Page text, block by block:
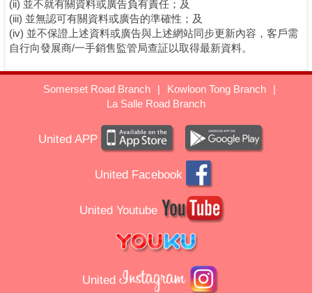
(ii) 並不就有關資料或廣告負有責任；及
(iii) 並無認可有關資料或廣告的準確性；及
(iv) 並不保證上述資料或廣告與上述網站同步更新內容，客戶需
自行向發展商/一手銷售監管局查証以取得最新資料。
Somerset Road Branch | Kowloon Tong Branch
|
La Salle Road Branch
United APP
United Facebook
United Youtube
United